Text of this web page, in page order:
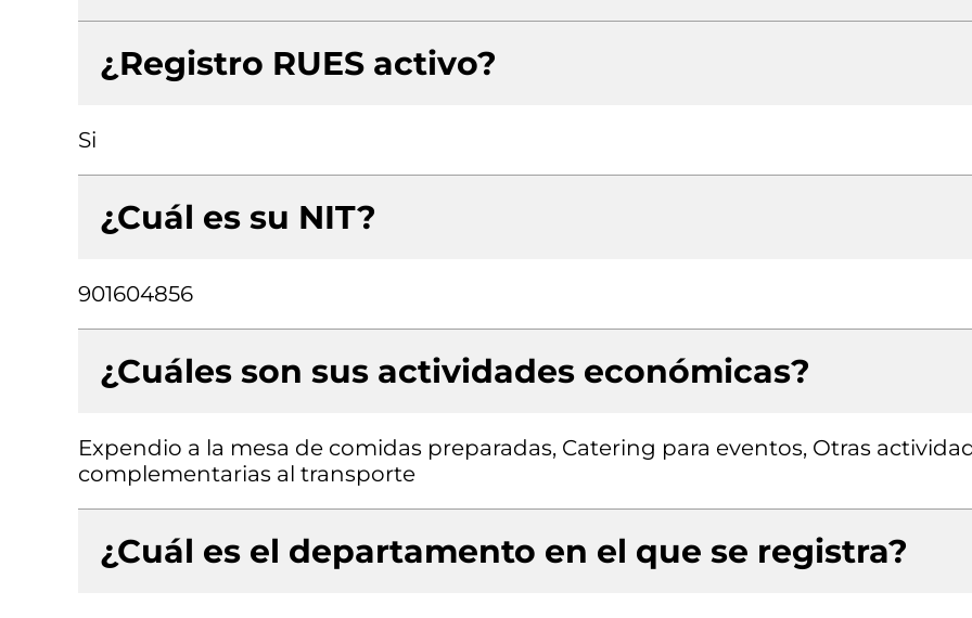
¿Registro RUES activo?
Si
¿Cuál es su NIT?
901604856
¿Cuáles son sus actividades económicas?
Expendio a la mesa de comidas preparadas, Catering para eventos, Otras
complementarias al transporte
¿Cuál es el departamento en el que se registra?